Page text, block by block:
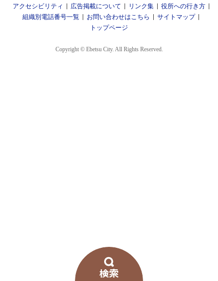
アクセシビリティ
広告掲載について リンク集
役所への行き方
組織別電話番号一覧
お問い合わせはこちら
サイトマップ
トップページ
Copyright © Ebetsu City. All Rights Reserved.